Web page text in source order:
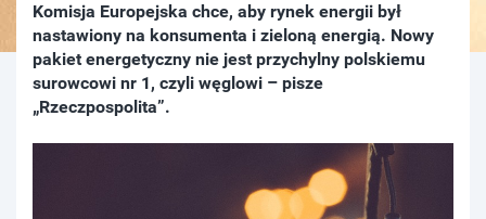
Komisja Europejska chce, aby rynek energii był
nastawiony na konsumenta i zieloną energią. Nowy
pakiet energetyczny nie jest przychylny polskiemu
surowcowi nr 1, czyli węglowi – pisze
„Rzeczpospolita”.